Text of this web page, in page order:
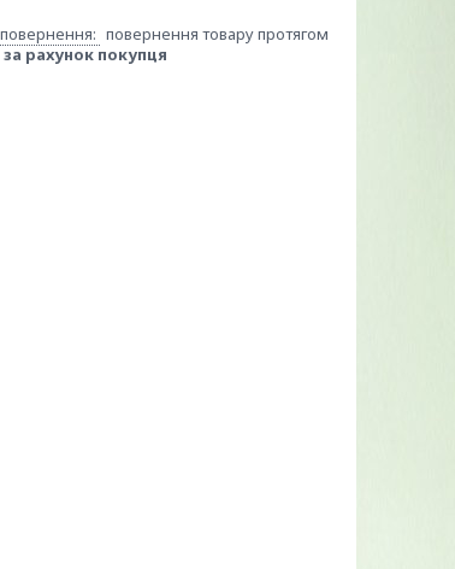
повернення товару протягом
за рахунок покупця